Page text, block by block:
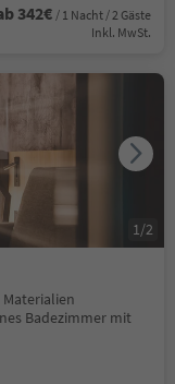
342€ / 1 Nacht / 2 Gäste
Inkl. MwSt.
Badezimmer mit
1 /2